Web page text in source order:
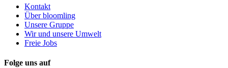
Kontakt
Über bloomling
Unsere Gruppe
Wir und unsere Umwelt
Freie Jobs
Folge uns auf